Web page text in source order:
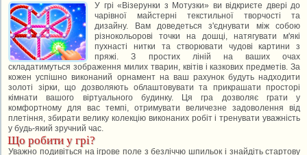
У грі «Візерунки з Мотузки» ви відкриєте двері до
чарівної майстерні текстильної творчості та
дизайну. Вам доведеться з'єднувати між собою
різнокольорові точки на дошці, натягувати м'які
пухнасті нитки та створювати чудові картини з
пряжі. З простих ліній на ваших очах
складатимуться зображення милих тварин, квітів і казкових предметів. За
кожен успішно виконаний орнамент на ваш рахунок будуть надходити
золоті зірки, що дозволяють облаштовувати та прикрашати просторі
кімнати вашого віртуального будинку. Ця гра дозволяє грати у
комфортному для вас темпі, отримувати величезне задоволення від
плетіння, збирати велику колекцію виконаних робіт і тренувати уважність
у будь-який зручний час.
Що робити у грі?
Уважно подивіться на ігрове поле з безліччю шпильок і знайдіть стартову